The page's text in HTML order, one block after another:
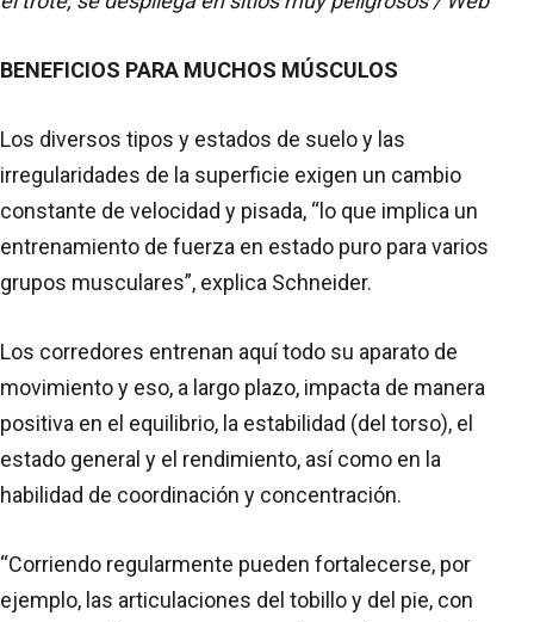
BENEFICIOS PARA MUCHOS MÚSCULOS
Los diversos tipos y estados de suelo y las
irregularidades de la superficie exigen un cambio
constante de velocidad y pisada, “lo que implica un
entrenamiento de fuerza en estado puro para varios
grupos musculares”, explica Schneider.
Los corredores entrenan aquí todo su aparato de
movimiento y eso, a largo plazo, impacta de manera
positiva en el equilibrio, la estabilidad (del torso), el
estado general y el rendimiento, así como en la
habilidad de coordinación y concentración.
“Corriendo regularmente pueden fortalecerse, por
ejemplo, las articulaciones del tobillo y del pie, con